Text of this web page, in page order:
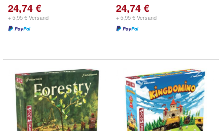
24,74 €
+ 5,95 € Versand
24,74 €
+ 5,95 € Versand